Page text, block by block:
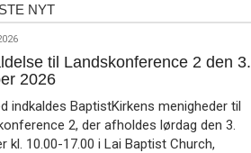
NYT
til Landskonference 2 den 3.
2026
indkaldes BaptistKirkens menigheder til
2, der afholdes lørdag den 3.
kl. 10.00-17.00 i Lai Baptist Church,